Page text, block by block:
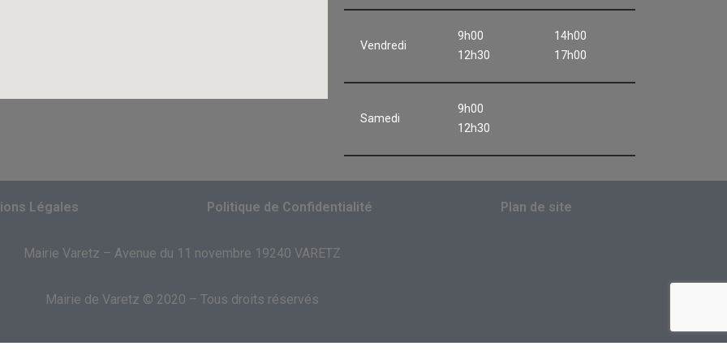
Vendredi
9h00
12h30
14h00
17h00
Samedi
9h00
12h30
Légales Politique de Confidentialité Plan de site
Mairie Varetz – Avenue du 11 novembre 19240 VARETZ
Mairie de Varetz © 2020 – Tous droits réservés